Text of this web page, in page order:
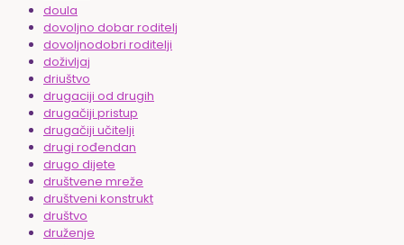
doula
dovoljno dobar roditelj
dovoljnodobri roditelji
doživljaj
driuštvo
drugaciji od drugih
drugačiji pristup
drugačiji učitelji
drugi rođendan
drugo dijete
društvene mreže
društveni konstrukt
društvo
druženje